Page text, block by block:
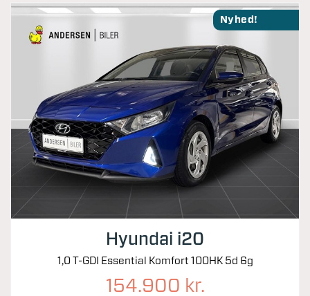
Nyhed!
Hyundai i20
1,0 T-GDI Essential Komfort 100HK 5d 6g
154.900 kr.